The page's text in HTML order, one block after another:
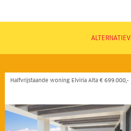
Halfvrijstaande woning Elviria Alta € 699.000,-